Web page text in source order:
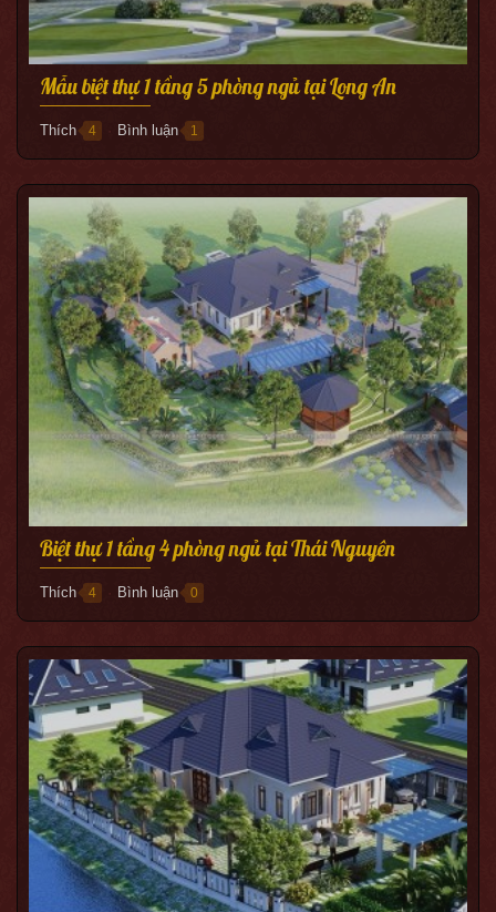
Mẫu biệt thự 1 tầng 5 phòng ngủ tại Long An
Thích 4 ● Bình luận 1
Biệt thự 1 tầng 4 phòng ngủ tại Thái Nguyên
Thích 4 ● Bình luận 0